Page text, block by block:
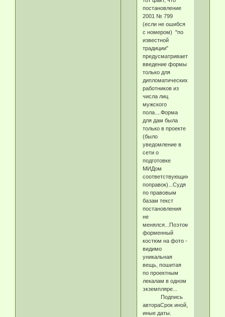
постановление
2001 № 799
(если не ошибся
с номером) "по
известной
традиции"
предусматривает
введение формы
только для
дипломатических
работников из
числа лиц
мужского
пола....Форма
для дам была
только в проекте
(было
уведомление в
сети о
подготовке
МИДом
соответствующих
поправок)...Судя
по правовым
базам текст
постановления
не
менялся...Поэтому
форменный
костюм на фото -
видимо
уникальная
вещь, пошитая
по проектным
лекалам в одном
экземпляре...
Подпись
автораСрок иной,
иные даты.